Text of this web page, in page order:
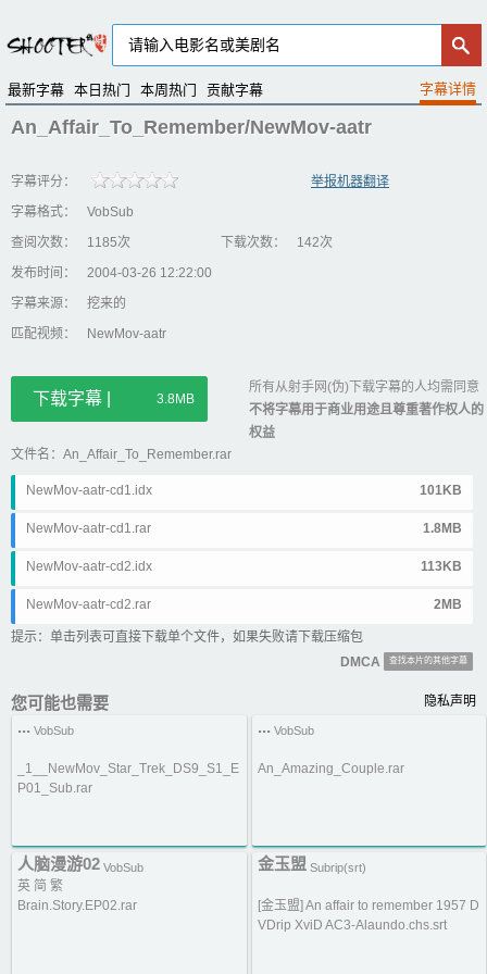
最新字幕 本日热门 本周热门 贡献字幕
An_Affair_To_Remember/NewMov-aatr
字幕评分：
举报机器翻译
字幕格式：
VobSub
查阅次数：
1185次 下载次数：
142次
发布时间：
2004-03-26 12:22:00
字幕来源：
挖来的
匹配视频：
NewMov-aatr
下载字幕 | 3.8MB
所有从射手网(伪)下载字幕的人均需同意
不将字幕用于商业用途且尊重著作权人的
权益
文件名：An_Affair_To_Remember.rar
NewMov-aatr-cd1.idx 101KB
NewMov-aatr-cd1.rar 1.8MB
NewMov-aatr-cd2.idx 113KB
NewMov-aatr-cd2.rar 2MB
提示：单击列表可直接下载单个文件，如果失败请下载压缩包
DMCA
查找本片的其他字幕
您可能也需要 隐私声明
... VobSub
_1__NewMov_Star_Trek_DS9_S1_E
P01_Sub.rar
... VobSub
An_Amazing_Couple.rar
人脑漫游02 VobSub
英 简 繁
Brain.Story.EP02.rar
金玉盟 Subrip(srt)
[金玉盟] An affair to remember 1957 D
VDrip XviD AC3-Alaundo.chs.srt